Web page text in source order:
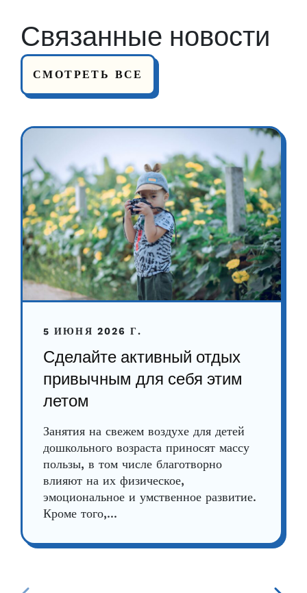
Связанные новости
СМОТРЕТЬ ВСЕ
5 ИЮНЯ 2026 Г.
Сделайте активный отдых
привычным для себя этим
летом
Занятия на свежем воздухе для детей
дошкольного возраста приносят массу
пользы, в том числе благотворно
влияют на их физическое,
эмоциональное и умственное развитие.
Кроме того,...